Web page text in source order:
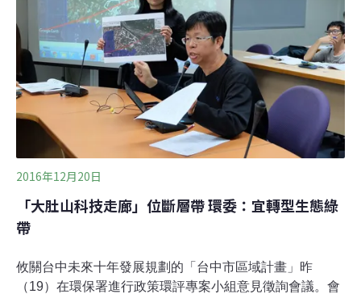
六個月內恢復農用攸關台中未來十年整體規劃的台中區域
計畫在內政部的審查已接近完成階段。經區委會七次審查
與台中市府多次大幅修正，會議從早期的炮聲隆隆，開始
出現稱讚的聲音。台中市府所提的未登記的違章農地工廠
清理計畫，更獲得明顯支持。台中市府推估2015年農地未
登記工廠約18,000家，目前市府僅掌握約4,585家，設廠
土地需求870公頃。為正
2016年12月20日
「大肚山科技走廊」位斷層帶 環委：宜轉型生態綠
帶
攸關台中未來十年發展規劃的「台中市區域計畫」昨
（19）在環保署進行政策環評專案小組意見徵詢會議。會